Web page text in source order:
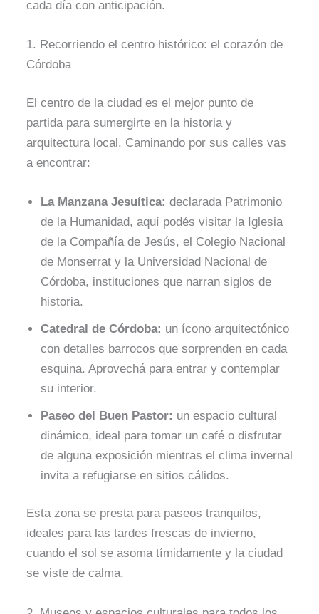
cada día con anticipación.
1. Recorriendo el centro histórico: el corazón de
Córdoba
El centro de la ciudad es el mejor punto de
partida para sumergirte en la historia y
arquitectura local. Caminando por sus calles vas
a encontrar:
La Manzana Jesuítica: declarada Patrimonio
de la Humanidad, aquí podés visitar la Iglesia
de la Compañía de Jesús, el Colegio Nacional
de Monserrat y la Universidad Nacional de
Córdoba, instituciones que narran siglos de
historia.
Catedral de Córdoba: un ícono arquitectónico
con detalles barrocos que sorprenden en cada
esquina. Aprovechá para entrar y contemplar
su interior.
Paseo del Buen Pastor: un espacio cultural
dinámico, ideal para tomar un café o disfrutar
de alguna exposición mientras el clima invernal
invita a refugiarse en sitios cálidos.
Esta zona se presta para paseos tranquilos,
ideales para las tardes frescas de invierno,
cuando el sol se asoma tímidamente y la ciudad
se viste de calma.